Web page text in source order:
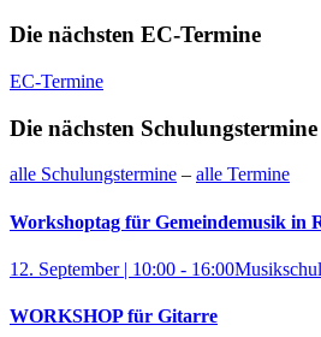
Die nächsten EC-Termine
EC-Termine
Die nächsten Schulungstermine
alle Schulungstermine – alle Termine
Workshoptag für Gemeindemusik in
12. September | 10:00 - 16:00
WORKSHOP für Gitarre